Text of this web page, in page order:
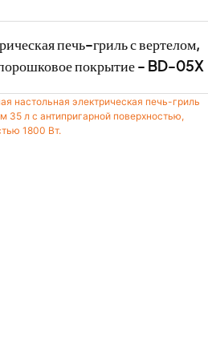
печь-гриль с вертелом,
покрытие - BD-05X